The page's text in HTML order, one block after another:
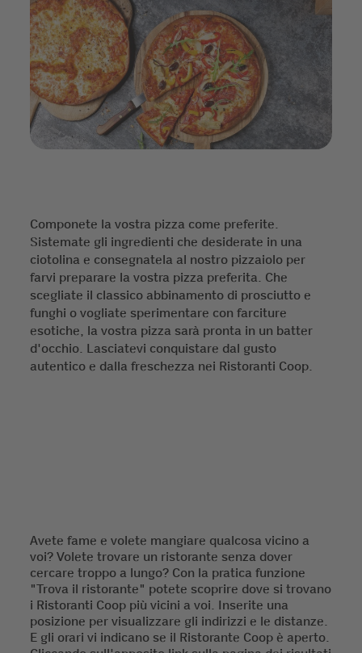
Componete la vostra pizza come preferite.
Sistemate gli ingredienti che desiderate in una
ciotolina e consegnatela al nostro pizzaiolo per
farvi preparare la vostra pizza preferita. Che
scegliate il classico abbinamento di prosciutto e
funghi o vogliate sperimentare con farciture
esotiche, la vostra pizza sarà pronta in un batter
d'occhio. Lasciatevi conquistare dal gusto
autentico e dalla freschezza nei Ristoranti Coop.
Avete fame e volete mangiare qualcosa vicino a
voi? Volete trovare un ristorante senza dover
cercare troppo a lungo? Con la pratica funzione
"Trova il ristorante" potete scoprire dove si trovano
i Ristoranti Coop più vicini a voi. Inserite una
posizione per visualizzare gli indirizzi e le distanze.
E gli orari vi indicano se il Ristorante Coop è aperto.